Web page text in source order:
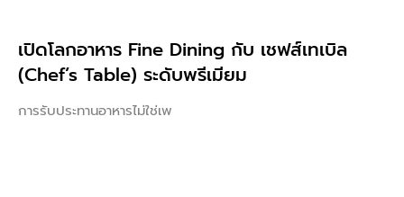
เปิดโลกอาหาร Fine Dining กับ เชฟส์เทเบิล
(Chef’s Table) ระดับพรีเมียม
การรับประทานอาหารไม่ใช่เพ